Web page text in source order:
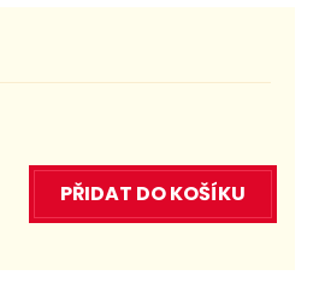
PŘIDAT DO KOŠÍKU